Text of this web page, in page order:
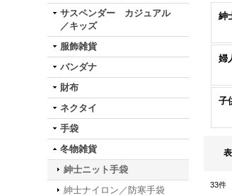
サスペンダー カジュアル
／キッズ
服飾雑貨
バンダナ
財布
ネクタイ
手袋
冬物雑貨
紳士ニット手袋
紳士ナイロン／防寒手袋
紳
婦
子
33件